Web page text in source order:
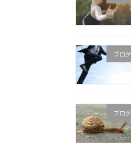
ブログ
ブログ